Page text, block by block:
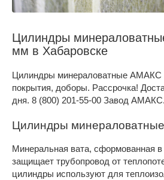
Цилиндры
мм в Хабаровске
Цилиндры минераловатные АМАКС
покрытия, доборы. Рассрочка!
дня. 8 (800) 201-55-00 Завод АМАКС.
Цилиндры
Минеральная вата, сформованная
защищает трубопровод от
цилиндры используют для